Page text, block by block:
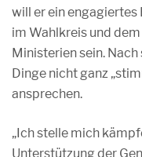
will er ein
im Wahlkreis und
Ministerien sein.
Dinge nicht ganz
ansprechen.
„Ich stelle mich
Unterstützung der